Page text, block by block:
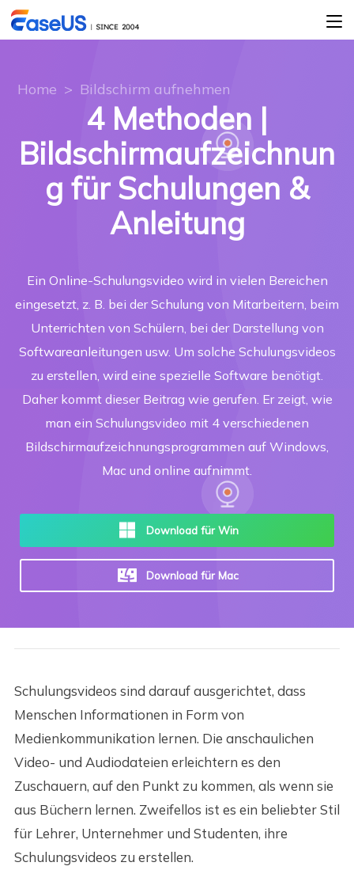
Home > Bildschirm aufnehmen
4 Methoden |
Bildschirmaufzeichnun
g für Schulungen &
Anleitung
Ein Online-Schulungsvideo wird in vielen Bereichen
eingesetzt, z. B. bei der Schulung von Mitarbeitern, beim
Unterrichten von Schülern, bei der Darstellung von
Softwareanleitungen usw. Um solche Schulungsvideos
zu erstellen, wird eine spezielle Software benötigt.
Daher kommt dieser Beitrag wie gerufen. Er zeigt, wie
man ein Schulungsvideo mit 4 verschiedenen
Bildschirmaufzeichnungsprogrammen auf Windows,
Mac und online aufnimmt.
Download für Win
Download für Mac
Schulungsvideos sind darauf ausgerichtet, dass
Menschen Informationen in Form von
Medienkommunikation lernen. Die anschaulichen
Video- und Audiodateien erleichtern es den
Zuschauern, auf den Punkt zu kommen, als wenn sie
aus Büchern lernen. Zweifellos ist es ein beliebter Stil
für Lehrer, Unternehmer und Studenten, ihre
Schulungsvideos zu erstellen.